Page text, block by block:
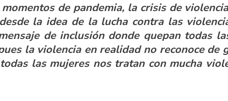
momentos de pandemia, la crisis de
la idea de la lucha contra las
de inclusión donde quepan todas
la violencia en realidad no reconoce
las mujeres nos tratan con mucha